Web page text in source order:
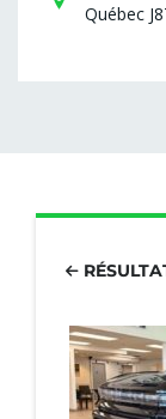
Québec